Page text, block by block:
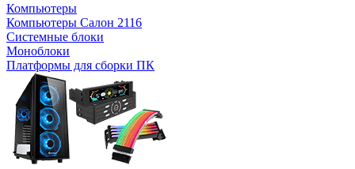
Компьютеры
Компьютеры Салон 2116
Системные блоки
Моноблоки
Платформы для сборки ПК